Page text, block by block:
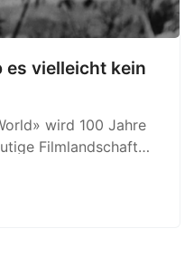
es vielleicht kein
wird 100 Jahre
Filmlandschaft